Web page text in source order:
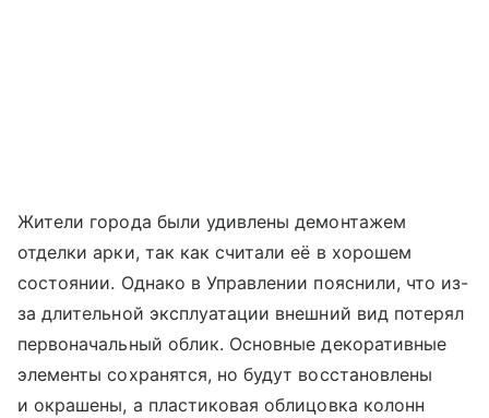
Жители города были удивлены демонтажем
отделки арки, так как считали её в хорошем
состоянии. Однако в Управлении пояснили, что из-
за длительной эксплуатации внешний вид потерял
первоначальный облик. Основные декоративные
элементы сохранятся, но будут восстановлены
и окрашены, а пластиковая облицовка колонн